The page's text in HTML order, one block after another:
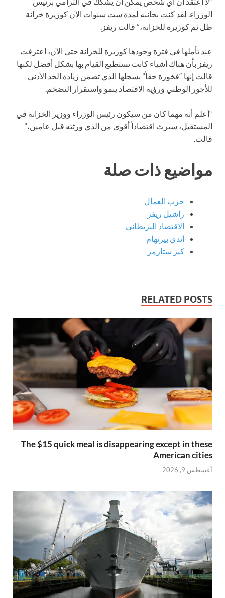
الوزراء. لقد كنت بجانبه لمدة ست سنوات الآن كوزيرة خزانة
ظل ثم كوزيرة للخزانة،” قالت ريفز.
عند تأملها في فترة وجودها كوزيرة للخزانة حتى الآن، اعترفت
ريفز بأن هناك أشياء كانت تستطيع القيام بها بشكل أفضل لكنها
قالت إنها “فخورة حقاً” بسجلها الذي تضمن زيادة الحد الأدنى
للأجور الوطني ورؤية الاقتصاد ينمو واستقرار التضخم.
“أعلم أنه مهما كان من سيكون رئيس الوزراء ووزير الخزانة في
المستقبل، سيرث اقتصاداً أقوى من الذي ورثته قبل عامين،”
قالت.
مواضيع ذات صلة
حزب العمال
راشيل ريفز
الاقتصاد البريطاني
أندي بيرنهام
كير ستارمر
RELATED POSTS
The $15 quick meal is disappearing except in these
American cities
أغسطس 9, 2026